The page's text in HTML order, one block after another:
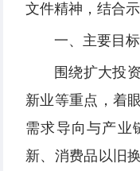
文件精神，结合
一、主要目标
围绕扩大投
新业等重点，着
需求导向与产业
新、消费品以旧